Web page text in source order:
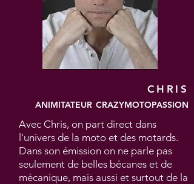
CHRIS
ANIMITATEUR CRAZYMOTOPASSION
Avec Chris, on part direct dans
l'univers de la moto et des motards.
Dans son émission on ne parle pas
seulement de belles bécanes et de
mécanique, mais aussi et surtout de la